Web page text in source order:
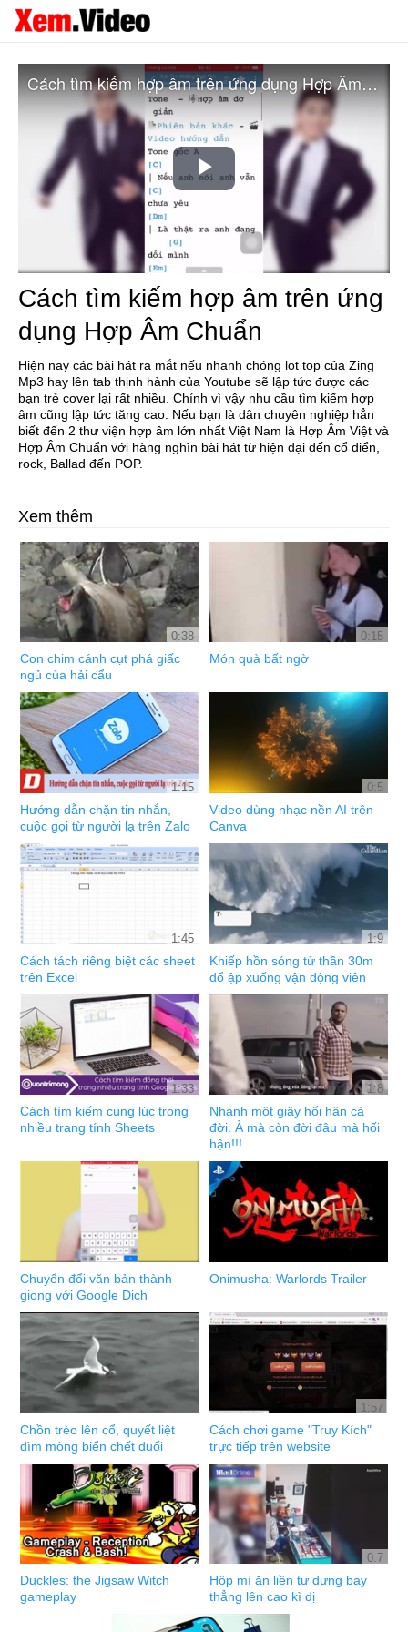
Play
Video
Cách tìm kiếm hợp âm trên ứng dụng Hợp Âm Chuẩn
Cách tìm kiếm hợp âm trên ứng
dụng Hợp Âm Chuẩn
Hiện nay các bài hát ra mắt nếu nhanh chóng lot top của Zing
Mp3 hay lên tab thịnh hành của Youtube sẽ lập tức được các
bạn trẻ cover lại rất nhiều. Chính vì vậy nhu cầu tìm kiếm hợp
âm cũng lập tức tăng cao. Nếu bạn là dân chuyên nghiệp hẳn
biết đến 2 thư viện hợp âm lớn nhất Việt Nam là Hợp Âm Việt và
Hợp Âm Chuẩn với hàng nghìn bài hát từ hiện đại đến cổ điển,
rock, Ballad đến POP.
Xem thêm
0:38
Con chim cánh cụt phá giấc
ngủ của hải cẩu
0:15
Món quà bất ngờ
1:15
Hướng dẫn chặn tin nhắn,
cuộc gọi từ người lạ trên Zalo
0:5
Video dùng nhạc nền AI trên
Canva
1:45
Cách tách riêng biệt các sheet
trên Excel
1:9
Khiếp hồn sóng tử thần 30m
đổ ập xuống vận động viên
1:33
Cách tìm kiếm cùng lúc trong
nhiều trang tính Sheets
1:8
Nhanh một giây hối hận cả
đời. À mà còn đời đâu mà hối
hận!!!
Chuyển đổi văn bản thành
giọng với Google Dịch
Onimusha: Warlords Trailer
Chồn trèo lên cổ, quyết liệt
dìm mòng biển chết đuối
1:57
Cách chơi game "Truy Kích"
trực tiếp trên website
Duckles: the Jigsaw Witch
gameplay
0:7
Hộp mì ăn liền tự dưng bay
thẳng lên cao kì dị